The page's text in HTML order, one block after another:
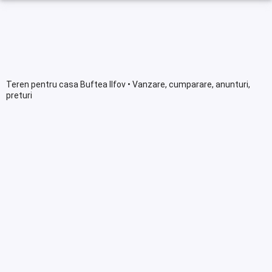
Teren pentru casa Buftea Ilfov • Vanzare, cumparare, anunturi,
preturi